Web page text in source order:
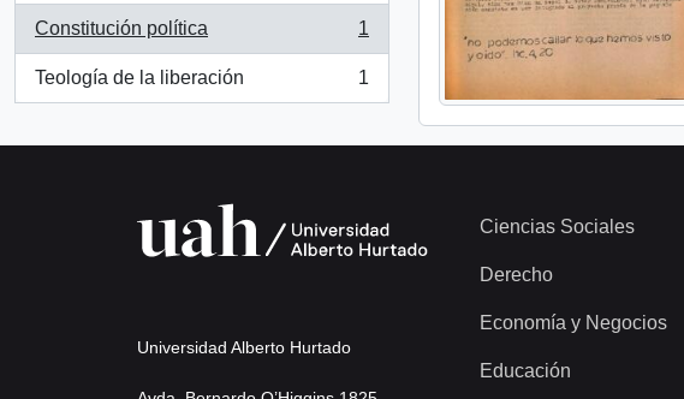
Constitución política
, 1 resultados
1
Teología de la liberación
, 1 resultados
1
Universidad Alberto Hurtado
Ciencias Sociales
Derecho
Economía y Negocios
Educación